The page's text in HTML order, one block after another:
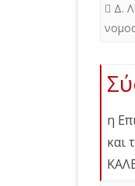
Δ.
η
και